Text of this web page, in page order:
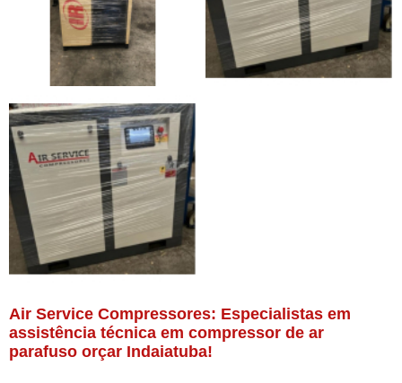
Air Service Compressores: Especialistas em
assistência técnica em compressor de ar
parafuso orçar Indaiatuba!